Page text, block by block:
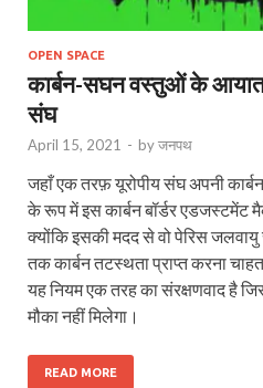
OPEN SPACE
कार्बन-सघन वस्तुओं के आयात
संघ
April 15, 2021 - byजनपथ
जहाँ एक तरफ़ यूरोपीय संघ अपनी
के रूप में इस कार्बन बॉर्डर एडजस्टमेंट
क्योंकि इसकी मदद से वो पेरिस
तक कार्बन तटस्थता प्राप्त करना
यह नियम एक तरह का संरक्षणवाद है
मौका नहीं मिलेगा।
READ MORE